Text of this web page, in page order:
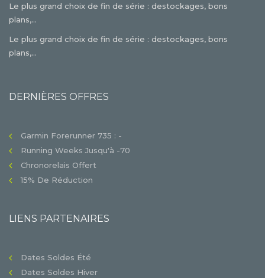
Le plus grand choix de fin de série : destockages, bons
plans,...
Le plus grand choix de fin de série : destockages, bons
plans,...
DERNIÈRES OFFRES
Garmin Forerunner 735 : -
Running Weeks Jusqu'à -70
Chronorelais Offert
15% De Réduction
LIENS PARTENAIRES
Dates Soldes Été
Dates Soldes Hiver